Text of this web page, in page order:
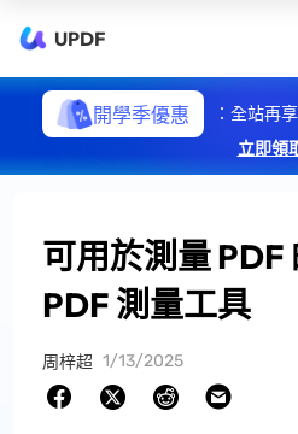
UPDF
開學季優惠
：全站再
立即領
可用於測量 PDF
PDF 測量工具
周梓超 1/13/2025